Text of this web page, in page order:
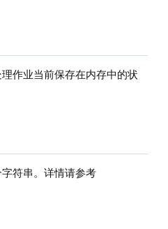
作业当前保存在内存中的状
符串。详情请参考